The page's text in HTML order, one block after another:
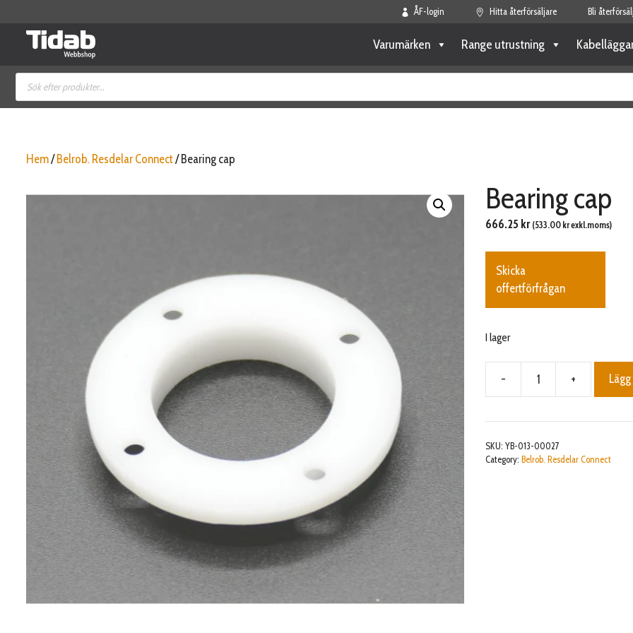
ÅF-login Hitta återförsäljare Bli
Varumärken Range utrustning
Produktsökning
Hem/ Belrob. Resdelar Connect/ Bearing cap
Bearing cap
666.25 kr (533.00 krexkl.moms)
Skicka
offertförfrågan
I lager
-
mängd
+
SKU: YB-013-00027
Category: Belrob. Resdelar Connect